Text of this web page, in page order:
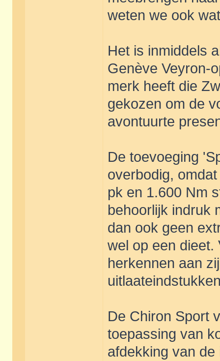
weten we ook
Het is inmiddels
Genève Veyron-
merk heeft die
gekozen om de
avontuurte
De toevoeging
overbodig,
pk en 1.600 Nm
behoorlijk indruk
dan ook geen
wel op een dieet.
herkennen aan
De Chiron Sport
toepassing van
afdekking van